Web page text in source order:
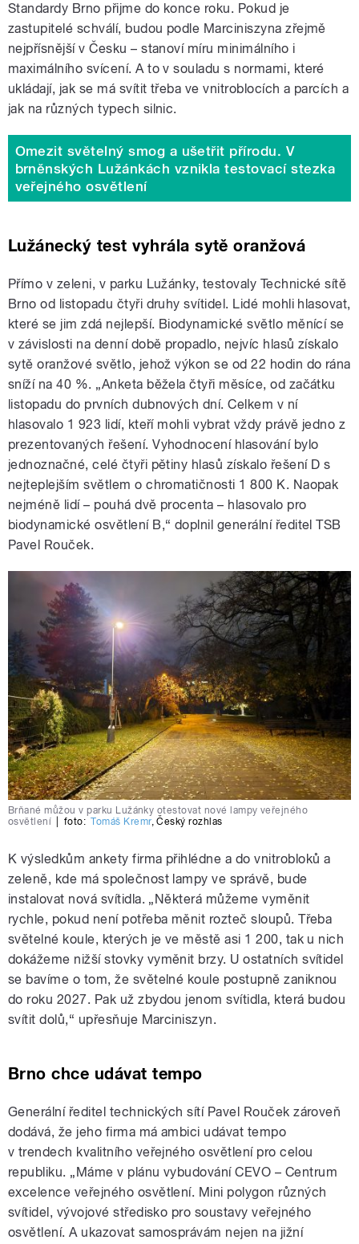
Standardy Brno přijme do konce roku. Pokud je
zastupitelé schválí, budou podle Marciniszyna zřejmě
nejpřísnější v Česku – stanoví míru minimálního i
maximálního svícení. A to v souladu s normami, které
ukládají, jak se má svítit třeba ve vnitroblocích a parcích a
jak na různých typech silnic.
Omezit světelný smog a ušetřit přírodu. V
brněnských Lužánkách vznikla testovací stezka
veřejného osvětlení
Lužánecký test vyhrála sytě oranžová
Přímo v zeleni, v parku Lužánky, testovaly Technické sítě
Brno od listopadu čtyři druhy svítidel. Lidé mohli hlasovat,
které se jim zdá nejlepší. Biodynamické světlo měnící se
v závislosti na denní době propadlo, nejvíc hlasů získalo
sytě oranžové světlo, jehož výkon se od 22 hodin do rána
sníží na 40 %. „Anketa běžela čtyři měsíce, od začátku
listopadu do prvních dubnových dní. Celkem v ní
hlasovalo 1 923 lidí, kteří mohli vybrat vždy právě jedno z
prezentovaných řešení. Vyhodnocení hlasování bylo
jednoznačné, celé čtyři pětiny hlasů získalo řešení D s
nejteplejším světlem o chromatičnosti 1 800 K. Naopak
nejméně lidí – pouhá dvě procenta – hlasovalo pro
biodynamické osvětlení B,“ doplnil generální ředitel TSB
Pavel Rouček.
Brňané můžou v parku Lužánky otestovat nové lampy veřejného
osvětlení
foto: Tomáš Kremr,Český rozhlas
K výsledkům ankety firma přihlédne a do vnitrobloků a
zeleně, kde má společnost lampy ve správě, bude
instalovat nová svítidla. „Některá můžeme vyměnit
rychle, pokud není potřeba měnit rozteč sloupů. Třeba
světelné koule, kterých je ve městě asi 1 200, tak u nich
dokážeme nižší stovky vyměnit brzy. U ostatních svítidel
se bavíme o tom, že světelné koule postupně zaniknou
do roku 2027. Pak už zbydou jenom svítidla, která budou
svítit dolů,“ upřesňuje Marciniszyn.
Brno chce udávat tempo
Generální ředitel technických sítí Pavel Rouček zároveň
dodává, že jeho firma má ambici udávat tempo
v trendech kvalitního veřejného osvětlení pro celou
republiku. „Máme v plánu vybudování CEVO – Centrum
excelence veřejného osvětlení. Mini polygon různých
svítidel, vývojové středisko pro soustavy veřejného
osvětlení. A ukazovat samosprávám nejen na jižní